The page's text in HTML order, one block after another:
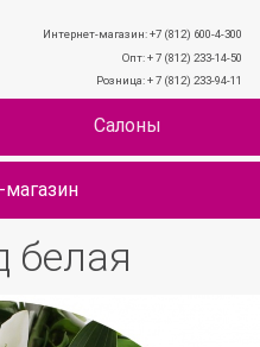
Интернет-магазин: +7 (812) 600-4-300
Опт: + 7 (812) 233-14-50
Розница: + 7 (812) 233-94-11
Салоны
белая